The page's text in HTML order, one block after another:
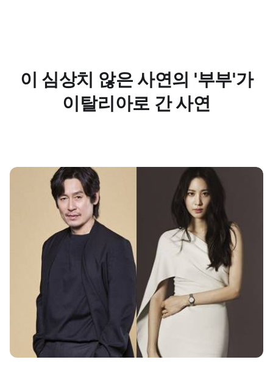
이 심상치 않은 사연의 '부부'가
이탈리아로 간 사연